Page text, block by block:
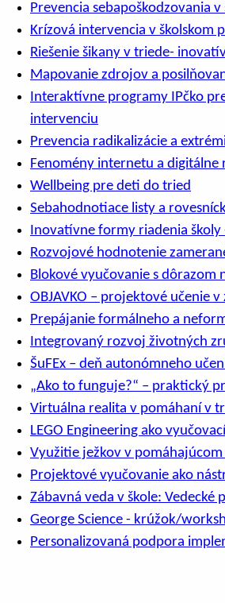
Prevencia sebapoškodzovania
Krízová intervencia v školskom
Riešenie šikany v triede-
Mapovanie zdrojov a
Interaktívne programy IPčko
intervenciu
Prevencia radikalizácie a
Fenomény internetu a digitálne
Wellbeing pre deti do tried
Sebahodnotiace listy a
Inovatívne formy riadenia
Rozvojové hodnotenie
Blokové vyučovanie s
OBJAVKO – projektové učenie
Prepájanie formálneho a
Integrovaný rozvoj životných
ŠuFEx – deň autonómneho
„Ako to funguje?“ – praktický
Virtuálna realita v pomáhaní v
LEGO Engineering ako
Využitie ježkov v
Projektové vyučovanie ako
Zábavná veda v škole:
George Science - krúžok/
Personalizovaná podpora